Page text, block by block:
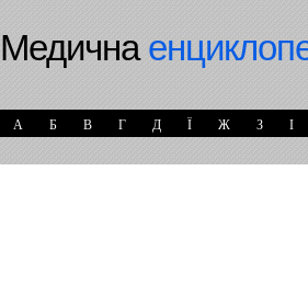
Медична
А Б В Г Д Ї Ж З І